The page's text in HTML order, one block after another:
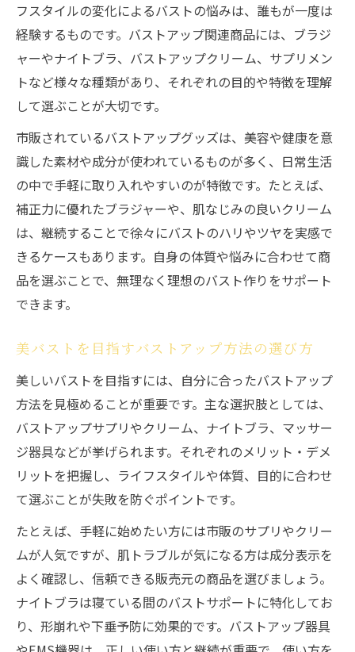
フスタイルの変化によるバストの悩みは、誰もが一度は
経験するものです。バストアップ関連商品には、ブラジ
ャーやナイトブラ、バストアップクリーム、サプリメン
トなど様々な種類があり、それぞれの目的や特徴を理解
して選ぶことが大切です。
市販されているバストアップグッズは、美容や健康を意
識した素材や成分が使われているものが多く、日常生活
の中で手軽に取り入れやすいのが特徴です。たとえば、
補正力に優れたブラジャーや、肌なじみの良いクリーム
は、継続することで徐々にバストのハリやツヤを実感で
きるケースもあります。自身の体質や悩みに合わせて商
品を選ぶことで、無理なく理想のバスト作りをサポート
できます。
美バストを目指すバストアップ方法の選び方
美しいバストを目指すには、自分に合ったバストアップ
方法を見極めることが重要です。主な選択肢としては、
バストアップサプリやクリーム、ナイトブラ、マッサー
ジ器具などが挙げられます。それぞれのメリット・デメ
リットを把握し、ライフスタイルや体質、目的に合わせ
て選ぶことが失敗を防ぐポイントです。
たとえば、手軽に始めたい方には市販のサプリやクリー
ムが人気ですが、肌トラブルが気になる方は成分表示を
よく確認し、信頼できる販売元の商品を選びましょう。
ナイトブラは寝ている間のバストサポートに特化してお
り、形崩れや下垂予防に効果的です。バストアップ器具